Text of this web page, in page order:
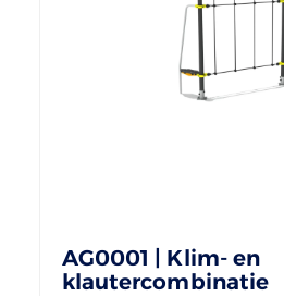
AG0001 | Klim- en
klautercombinatie